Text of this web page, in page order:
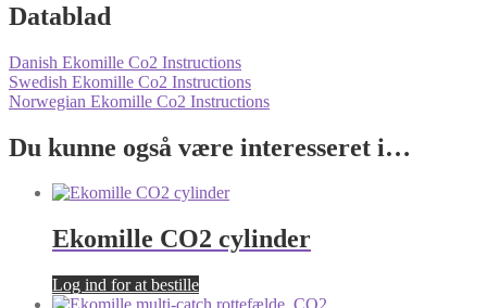
Datablad
Danish Ekomille Co2 Instructions
Swedish Ekomille Co2 Instructions
Norwegian Ekomille Co2 Instructions
Du kunne også være interesseret i…
Ekomille CO2 cylinder
Log ind for at bestille